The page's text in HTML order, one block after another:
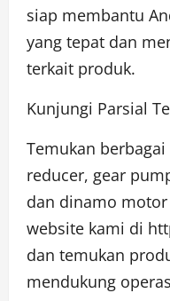
siap membantu
yang tepat dan
terkait produk.
Kunjungi Parsial
Temukan
reducer, gear
dan dinamo
website kami di
dan temukan
mendukung